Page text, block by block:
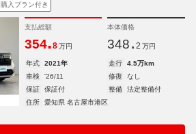
購入プラン付き
支払総額
354.8 万円
本体価格
348. 2 万円
年式 2021年 走行
4.5万km
車検
'26/11 修復
なし
保証
保証付 整備
法定整備付
住所
愛知県 名古屋市港区